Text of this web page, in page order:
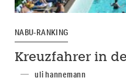
NABU-RANKING
Kreuzfahrer in
uli hannemann